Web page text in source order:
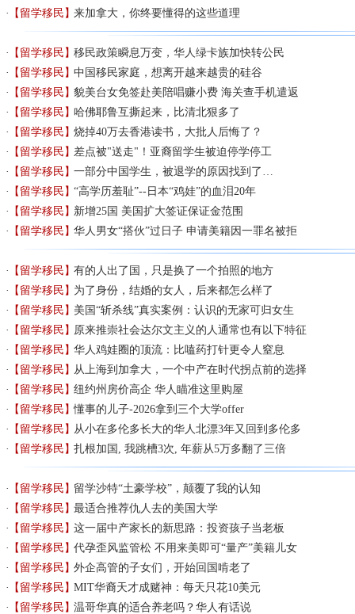
【留学移民】来加拿大，你终要懂得的这些道理
【留学移民】移民政策瞬息万变，华人绿卡族加快转公民
【留学移民】中国移民家庭，想离开越来越贵的硅谷
【留学移民】貌美台女免签赴美陪唱赚小费 海关查手机遣返
【留学移民】哈佛耶鲁互撕起来，比清北狠多了
【留学移民】烧掉40万去香港读书，大批人后悔了？
【留学移民】差点被"送走"！亚裔留学生被迫停学停工
【留学移民】一部分中国学生，被退学的原因找到了…
【留学移民】“高学历羞耻”--日本“鸡娃”的血泪20年
【留学移民】新增25国 美国扩大签证保证金范围
【留学移民】华人男女“搭伙”过日子 申请美籍因一罪名被拒
【留学移民】有的人出了国，只是换了一个拍照的地方
【留学移民】为了身份，结婚的女人，后来都怎么样了
【留学移民】美国“斩杀线”真实案例：认识的无家可归女生
【留学移民】原来推崇社会达尔文主义的人通常也有以下特征
【留学移民】华人鸡娃圈的顶流：比嗑药打针更令人窒息
【留学移民】从上海到加拿大，一个中产在时代拐点前的选择
【留学移民】纽约州房价高企 华人瞄准这里购屋
【留学移民】懂事的儿子-2026拿到三个大学offer
【留学移民】从小在多伦多长大的华人北漂3年又回到多伦多
【留学移民】扎根加国, 我跳槽3次, 年薪从5万多翻了三倍
【留学移民】留学沙特“土豪学校”，颠覆了我的认知
【留学移民】最适合推荐仇人去的美国大学
【留学移民】这一届中产家长的新思路：投资孩子当老板
【留学移民】代孕歪风监管松 不用来美即可“量产”美籍儿女
【留学移民】外企高管的子女们，开始回国啃老了
【留学移民】MIT华裔天才成赌神：每天只花10美元
【留学移民】温哥华真的适合养老吗？华人有话说